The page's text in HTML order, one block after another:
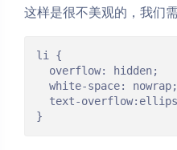
这样是很不美观的，我们
li {
  overflow: hidden;
  white-space: nowrap;
text-
}